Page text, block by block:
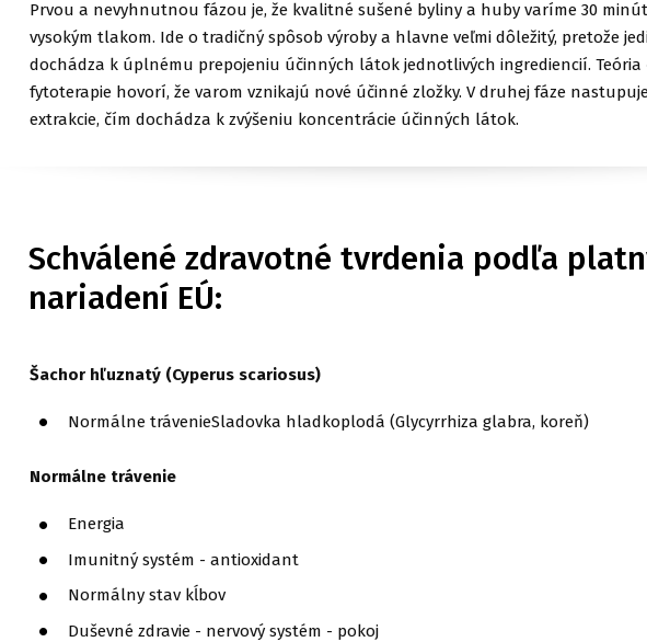
Prvou a nevyhnutnou fázou je, že kvalitné sušené byliny a huby varíme 30
vysokým tlakom. Ide o tradičný spôsob výroby a hlavne veľmi dôležitý, pretože
dochádza k úplnému prepojeniu účinných látok jednotlivých ingrediencií. Teória
fytoterapie hovorí, že varom vznikajú nové účinné zložky. V druhej fáze
extrakcie, čím dochádza k zvýšeniu koncentrácie účinných látok.
Schválené zdravotné tvrdenia podľa
nariadení EÚ:
Šachor hľuznatý (Cyperus scariosus)
Normálne trávenieSladovka hladkoplodá (Glycyrrhiza glabra, koreň)
Normálne trávenie
Energia
Imunitný systém - antioxidant
Normálny stav kĺbov
Duševné zdravie - nervový systém - pokoj